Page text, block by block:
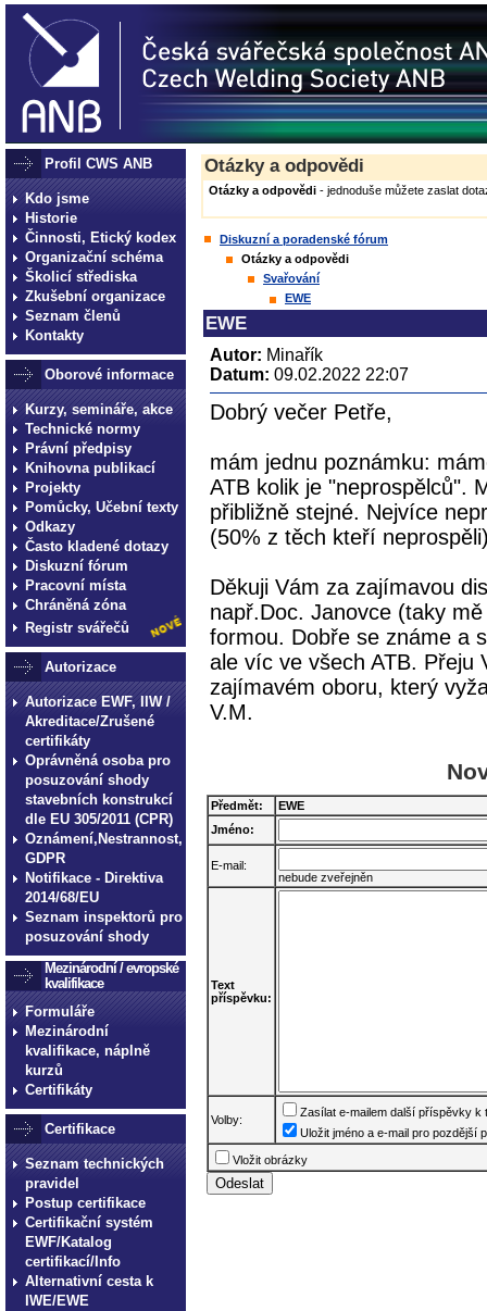
Profil CWS ANB
Kdo jsme
Historie
Činnosti, Etický kodex
Organizační schéma
Školicí střediska
Zkušební organizace
Seznam členů
Kontakty
Oborové informace
Kurzy, semináře, akce
Technické normy
Právní předpisy
Knihovna publikací
Projekty
Pomůcky, Učební texty
Odkazy
Často kladené dotazy
Diskuzní fórum
Pracovní místa
Chráněná zóna
Registr svářečů
Autorizace
Autorizace EWF, IIW /
Akreditace/Zrušené
certifikáty
Oprávněná osoba pro
posuzování shody
stavebních konstrukcí
dle EU 305/2011 (CPR)
Oznámení,Nestrannost,
GDPR
Notifikace - Direktiva
2014/68/EU
Seznam inspektorů pro
posuzování shody
Mezinárodní / evropské
kvalifikace
Formuláře
Mezinárodní
kvalifikace, náplně
kurzů
Certifikáty
Certifikace
Seznam technických
pravidel
Postup certifikace
Certifikační systém
EWF/Katalog
certifikací/Info
Alternativní cesta k
IWE/EWE
Otázky a odpovědi
Otázky a odpovědi - jednoduše můžete zaslat
Diskuzní a poradenské fórum
Otázky a odpovědi
Svařování
EWE
EWE
Autor: Minařík
Datum: 09.02.2022 22:07
Dobrý večer Petře,
mám jednu poznámku:
ATB kolik je "neprospělců".
přibližně stejné. Nejvíce
(50% z těch kteří
Děkuji Vám za zajímavou
např.Doc. Janovce (taky
formou. Dobře se známe a
ale víc ve všech ATB.
zajímavém oboru, který
V.M.
Předmět:
EWE
Jméno:
E-mail:
nebude zveřejněn
Text
příspěvku:
Volby:
Zasílat e-mailem další příspěvky k
Uložit jméno a e-mail pro pozdější
Vložit obrázky